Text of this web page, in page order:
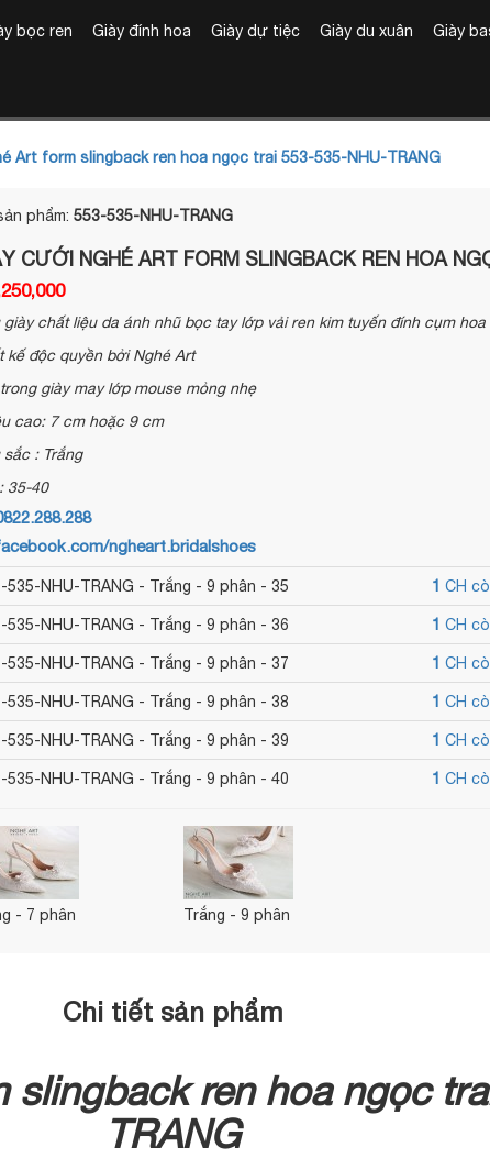
bọc ren Giày đính hoa Giày dự tiệc Giày du xuân Giày
Art form slingback ren hoa ngọc trai 553-535-NHU-TRANG
phẩm:553-535-NHU-TRANG
CƯỚI NGHÉ ART FORM SLINGBACK REN HOA
giày chất liệu da ánh nhũ bọc tay lớp vải ren kim tuyến đính cụm
kế độc quyền bởi Nghé Art
giày may lớp mouse mỏng nhẹ
cao: 7 cm hoặc 9 cm
sắc : Trắng
35-40
ngheart.bridalshoes
535-NHU-TRANG - Trắng - 9 phân - 35 1 CH
535-NHU-TRANG - Trắng - 9 phân - 36 1 CH
535-NHU-TRANG - Trắng - 9 phân - 37 1 CH
535-NHU-TRANG - Trắng - 9 phân - 38 1 CH
535-NHU-TRANG - Trắng - 9 phân - 39 1 CH
535-NHU-TRANG - Trắng - 9 phân - 40 1 CH
- 7 phân Trắng - 9 phân
Chi tiết sản phẩm
ren hoa ngọc
TRANG